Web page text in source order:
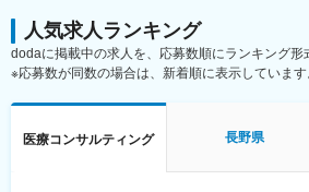
【求める人物像】
■顧客と関係を築き、伴走しながら本質
■複数部門と連携し、チームを牽引し
がある方。
■「よい医療を支え、よりよい社会づく
弊社の社是に共感する方。
月に20日程度、管理している医院で勤
の中心メンバー、将来のマネージャー
方を募集いたします。
■勤務例：横浜のマネージャー候補の主
MTG）
人気求人ランキング
dodaに掲載中の求人を、応募数順にランキング形
※応募数が同数の場合は、新着順に表示しています
医療コンサルティング 長野県